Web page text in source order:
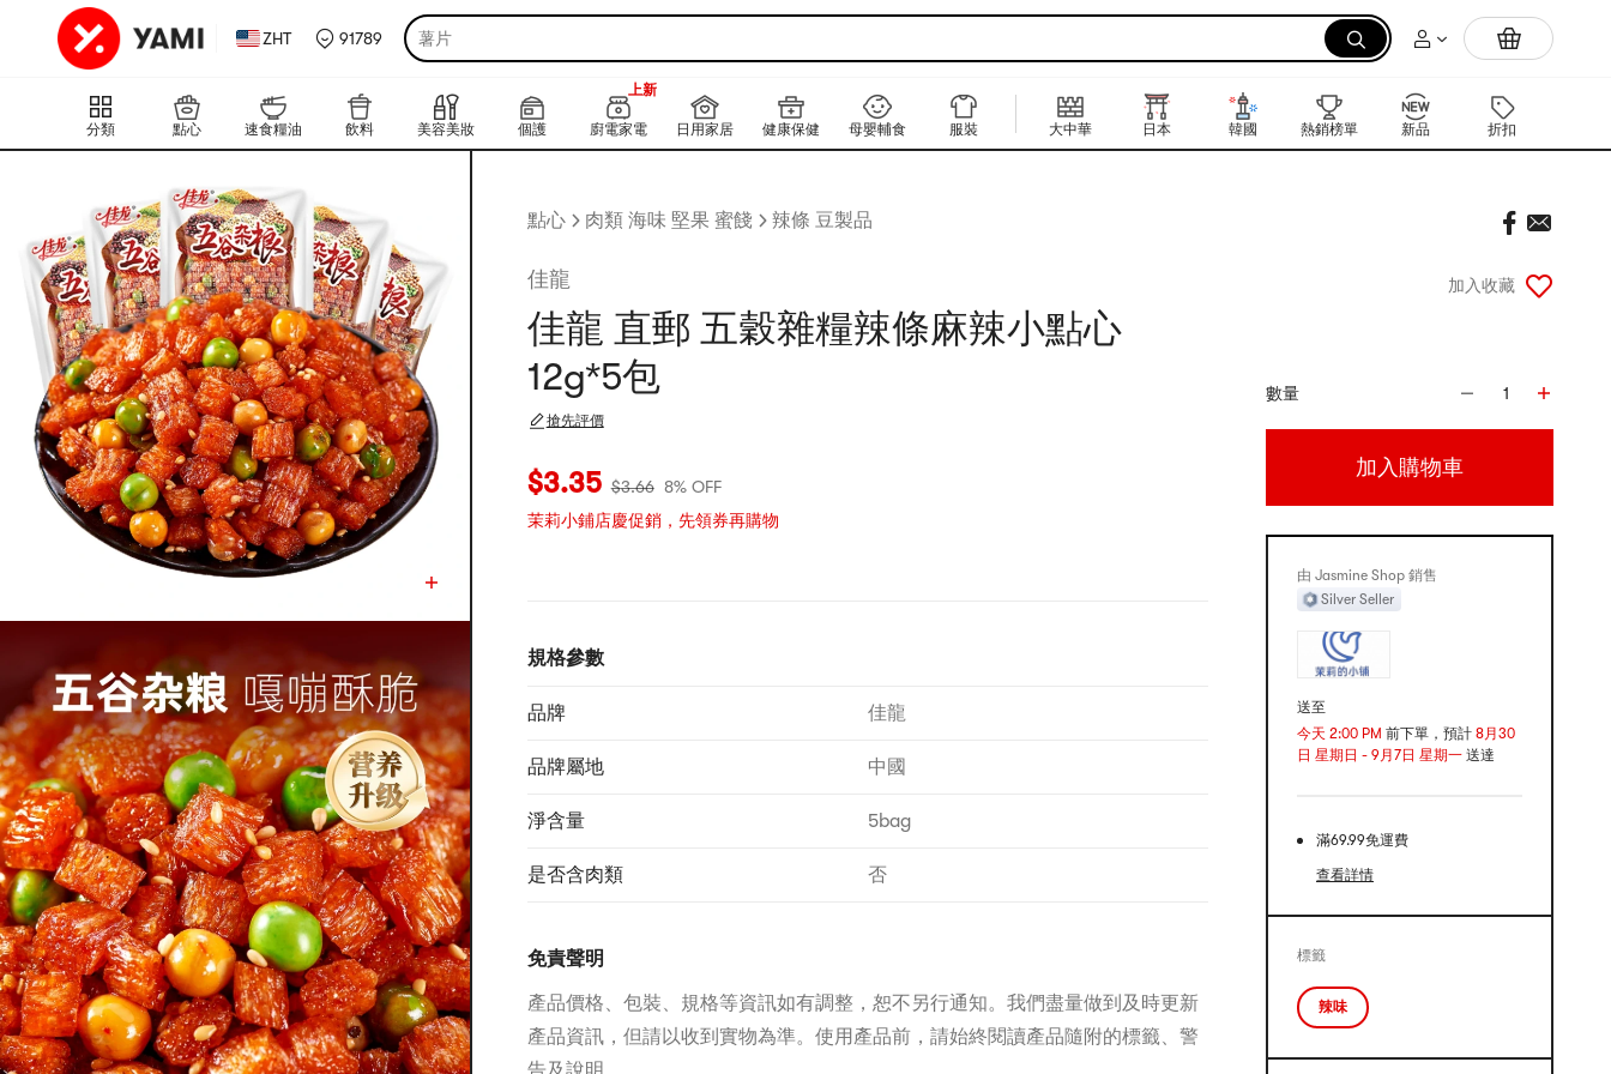
ZHT 91789 薯片 拉麵
分類 點心 速食糧油 飲料 美容美妝 個護 廚電家電
160+
日用家居 健康保健 母嬰輔食 服裝 大中華 日本 韓國 熱銷榜單 新品 折扣
點心 肉類 海味 堅果 蜜餞 辣條 豆製品
佳龍
佳龍 直郵 五穀雜糧辣條麻辣小點心
12g*5包
搶先評價
當前價格：$3.35
$3.35 $3.66 8% OFF
茉莉小鋪店慶促銷，先領券再購物
規格參數
品牌 佳龍
品牌屬地 中國
淨含量 5bag
是否含肉類 否
免責聲明
產品價格、包裝、規格等資訊如有調整，恕不另行通知。我們盡量做到及時更新
產品資訊，但請以收到實物為準。使用產品前，請始終閱讀產品隨附的標籤、警
加入收藏
數量 1
加入購物車
由 Jasmine Shop 銷售
Silver Seller
送至
今天 2:00 PM 前下單，預計 8月30
日 星期日 - 9月7日 星期一 送達
滿69.99免運費
查看詳情
標籤
辣味